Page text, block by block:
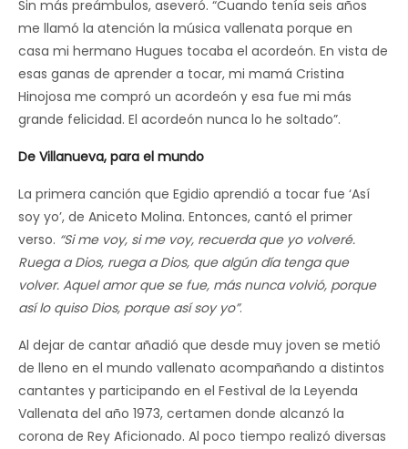
Sin más preámbulos, aseveró. “Cuando tenía seis años
me llamó la atención la música vallenata porque en
casa mi hermano Hugues tocaba el acordeón. En vista de
esas ganas de aprender a tocar, mi mamá Cristina
Hinojosa me compró un acordeón y esa fue mi más
grande felicidad. El acordeón nunca lo he soltado”.
De Villanueva, para el mundo
La primera canción que Egidio aprendió a tocar fue ‘Así
soy yo’, de Aniceto Molina. Entonces, cantó el primer
verso. “Si me voy, si me voy, recuerda que yo volveré.
Ruega a Dios, ruega a Dios, que algún día tenga que
volver. Aquel amor que se fue, más nunca volvió, porque
así lo quiso Dios, porque así soy yo”.
Al dejar de cantar añadió que desde muy joven se metió
de lleno en el mundo vallenato acompañando a distintos
cantantes y participando en el Festival de la Leyenda
Vallenata del año 1973, certamen donde alcanzó la
corona de Rey Aficionado. Al poco tiempo realizó diversas